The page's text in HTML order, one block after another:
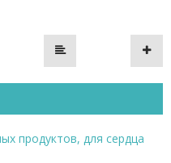
продуктов, для сердца